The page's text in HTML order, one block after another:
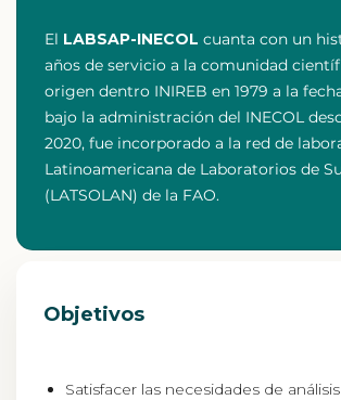
El LABSAP-INECOL cuanta con un
años de servicio a la comunidad
origen dentro INIREB en 1979 a la
bajo la administración del INECOL
2020, fue incorporado a la red de
Latinoamericana de Laboratorios de
(LATSOLAN) de la FAO.
Objetivos
Satisfacer las necesidades de análisis